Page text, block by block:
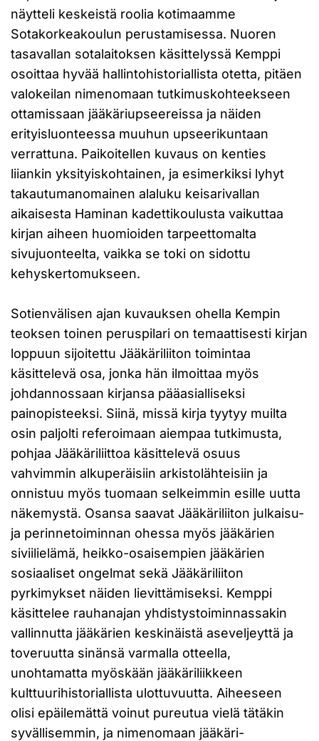
näytteli keskeistä roolia kotimaamme
Sotakorkeakoulun perustamisessa. Nuoren
tasavallan sotalaitoksen käsittelyssä Kemppi
osoittaa hyvää hallintohistoriallista otetta, pitäen
valokeilan nimenomaan tutkimuskohteekseen
ottamissaan jääkäriupseereissa ja näiden
erityisluonteessa muuhun upseerikuntaan
verrattuna. Paikoitellen kuvaus on kenties
liiankin yksityiskohtainen, ja esimerkiksi lyhyt
takautumanomainen alaluku keisarivallan
aikaisesta Haminan kadettikoulusta vaikuttaa
kirjan aiheen huomioiden tarpeettomalta
sivujuonteelta, vaikka se toki on sidottu
kehyskertomukseen.
Sotienvälisen ajan kuvauksen ohella Kempin
teoksen toinen peruspilari on temaattisesti kirjan
loppuun sijoitettu Jääkäriliiton toimintaa
käsittelevä osa, jonka hän ilmoittaa myös
johdannossaan kirjansa pääasialliseksi
painopisteeksi. Siinä, missä kirja tyytyy muilta
osin paljolti referoimaan aiempaa tutkimusta,
pohjaa Jääkäriliittoa käsittelevä osuus
vahvimmin alkuperäisiin arkistolähteisiin ja
onnistuu myös tuomaan selkeimmin esille uutta
näkemystä. Osansa saavat Jääkäriliiton julkaisu-
ja perinnetoiminnan ohessa myös jääkärien
siviilielämä, heikko-osaisempien jääkärien
sosiaaliset ongelmat sekä Jääkäriliiton
pyrkimykset näiden lievittämiseksi. Kemppi
käsittelee rauhanajan yhdistystoiminnassakin
vallinnutta jääkärien keskinäistä aseveljeyttä ja
toveruutta sinänsä varmalla otteella,
unohtamatta myöskään jääkäriliikkeen
kulttuurihistoriallista ulottuvuutta. Aiheeseen
olisi epäilemättä voinut pureutua vielä tätäkin
syvällisemmin, ja nimenomaan jääkäri-